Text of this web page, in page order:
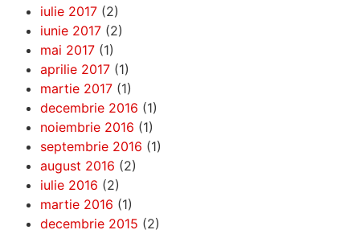
iulie 2017 (2)
iunie 2017 (2)
mai 2017 (1)
aprilie 2017 (1)
martie 2017 (1)
decembrie 2016 (1)
noiembrie 2016 (1)
septembrie 2016 (1)
august 2016 (2)
iulie 2016 (2)
martie 2016 (1)
decembrie 2015 (2)